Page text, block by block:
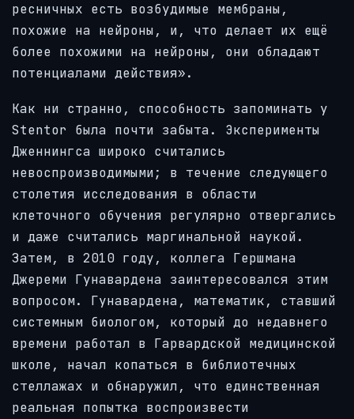
ресничных есть возбудимые мембраны,
похожие на нейроны, и, что делает их ещё
более похожими на нейроны, они обладают
потенциалами действия».
Как ни странно, способность запоминать у
Stentor была почти забыта. Эксперименты
Дженнингса широко считались
невоспроизводимыми; в течение следующего
столетия исследования в области
клеточного обучения регулярно отвергались
и даже считались маргинальной наукой.
Затем, в 2010 году, коллега Гершмана
Джереми Гунавардена заинтересовался этим
вопросом. Гунавардена, математик, ставший
системным биологом, который до недавнего
времени работал в Гарвардской медицинской
школе, начал копаться в библиотечных
стеллажах и обнаружил, что единственная
реальная попытка воспроизвести